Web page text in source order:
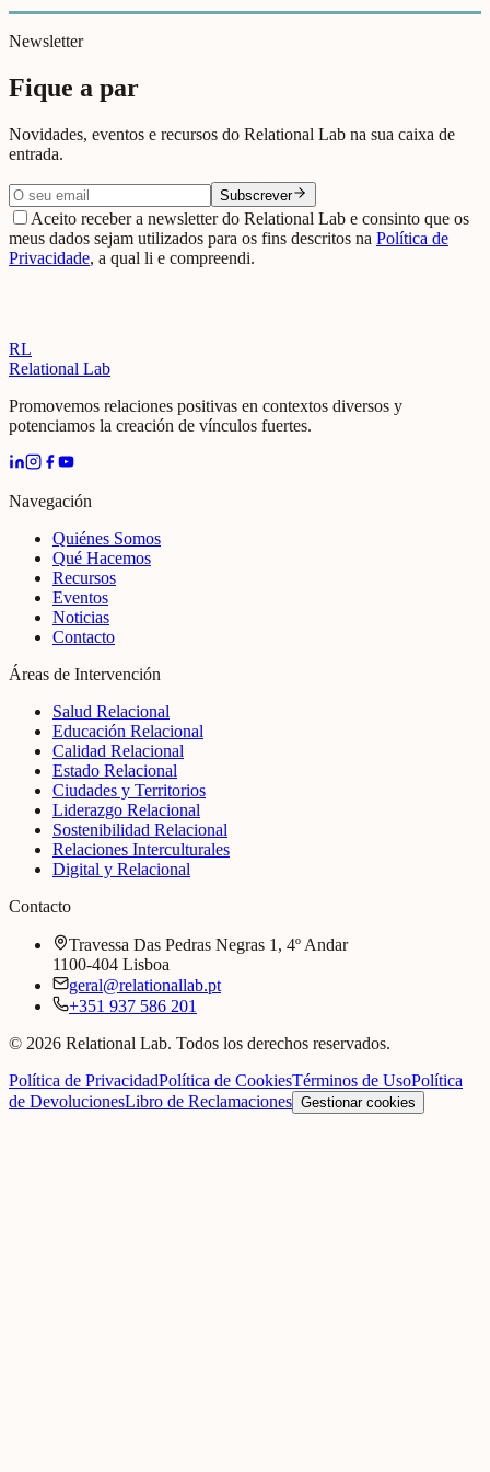
Newsletter
Fique a par
Novidades, eventos e recursos do Relational Lab na sua caixa de
entrada.
Subscrever
Aceito receber a newsletter do Relational Lab e consinto que os
meus dados sejam utilizados para os fins descritos na Política de
Privacidade, a qual li e compreendi.
RL
Relational Lab
Promovemos relaciones positivas en contextos diversos y
potenciamos la creación de vínculos fuertes.
Navegación
Quiénes Somos
Qué Hacemos
Recursos
Eventos
Noticias
Contacto
Áreas de Intervención
Salud Relacional
Educación Relacional
Calidad Relacional
Estado Relacional
Ciudades y Territorios
Liderazgo Relacional
Sostenibilidad Relacional
Relaciones Interculturales
Digital y Relacional
Contacto
Travessa Das Pedras Negras 1, 4º Andar
1100-404 Lisboa
geral@relationallab.pt
+351 937 586 201
© 2026 Relational Lab. Todos los derechos reservados.
Política de PrivacidadPolítica de CookiesTérminos de UsoPolítica
de DevolucionesLibro de Reclamaciones Gestionar cookies